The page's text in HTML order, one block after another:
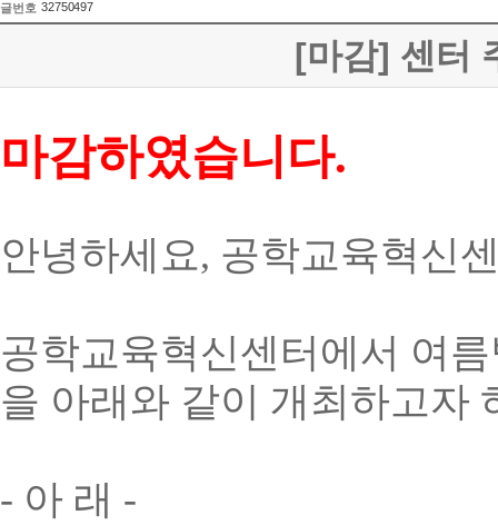
글번호 32750497
[마감] 센터
마감하였습니다.
안녕하세요, 공학교육혁신
공학교육혁신센터에서 여
을 아래와 같이 개최하고자
- 아 래 -